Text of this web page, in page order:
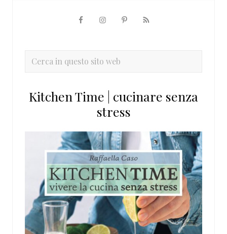
primaria
Cerca
sito
Kitchen Time | cucinare senza
stress